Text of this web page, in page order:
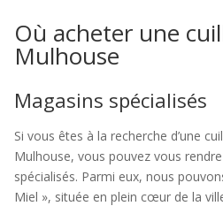
Où acheter une
Mulhouse
Magasins spécialisés
Si vous êtes à la recherche d’une
Mulhouse, vous pouvez vous
spécialisés. Parmi eux, nous
Miel », située en plein cœur de la